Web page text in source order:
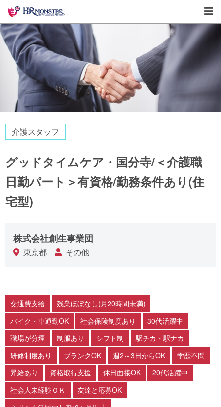
介護スタッフ
グッドタイムケア・国分寺/＜介護職
日勤パート＞有資格/勤務条件あり(住
宅型)
株式会社創生事業団
東京都 その他
交通費支給
残業ほぼなし(月20時間未満)
バイク・車通勤OK
社会保険制度あり
30代活躍中
職場が分煙
制服あり シフト制
駅チカ・駅ナカ
研修制度あり
ブランクOK 週2～3日からOK
学歴不問
昇給あり
資格取得支援 休日面接OK
20代活躍中
社会人未経験ＯＫ
友達と応募OK